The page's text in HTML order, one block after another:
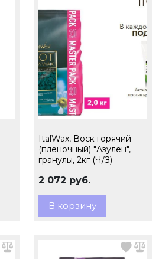
ItalWax, Воск горячий
(пленочный) "Азулен",
гранулы, 2кг (Ч/З)
2 072 руб.
В корзину